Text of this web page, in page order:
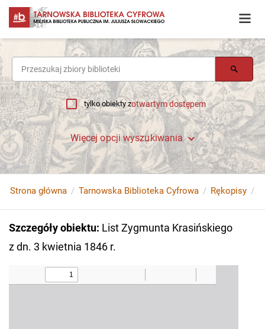
tylko obiekty zotwartym dostępem
Więcej opcji wyszukiwania
Strona główna Tarnowska Biblioteka Cyfrowa Rękopisy
Szczegóły obiektu: List Zygmunta Krasińskiego
z dn. 3 kwietnia 1846 r.